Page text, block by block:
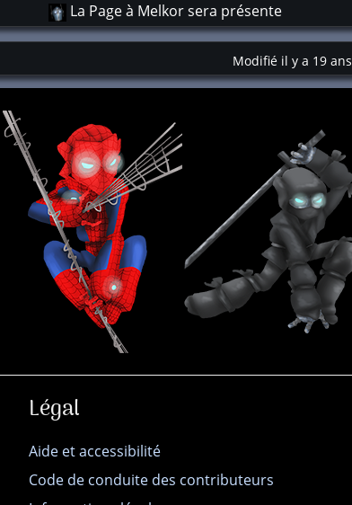
La Page à Melkor sera présente
Modifié il y a 19 ans
Légal
Aide et accessibilité
Code de conduite des contributeurs